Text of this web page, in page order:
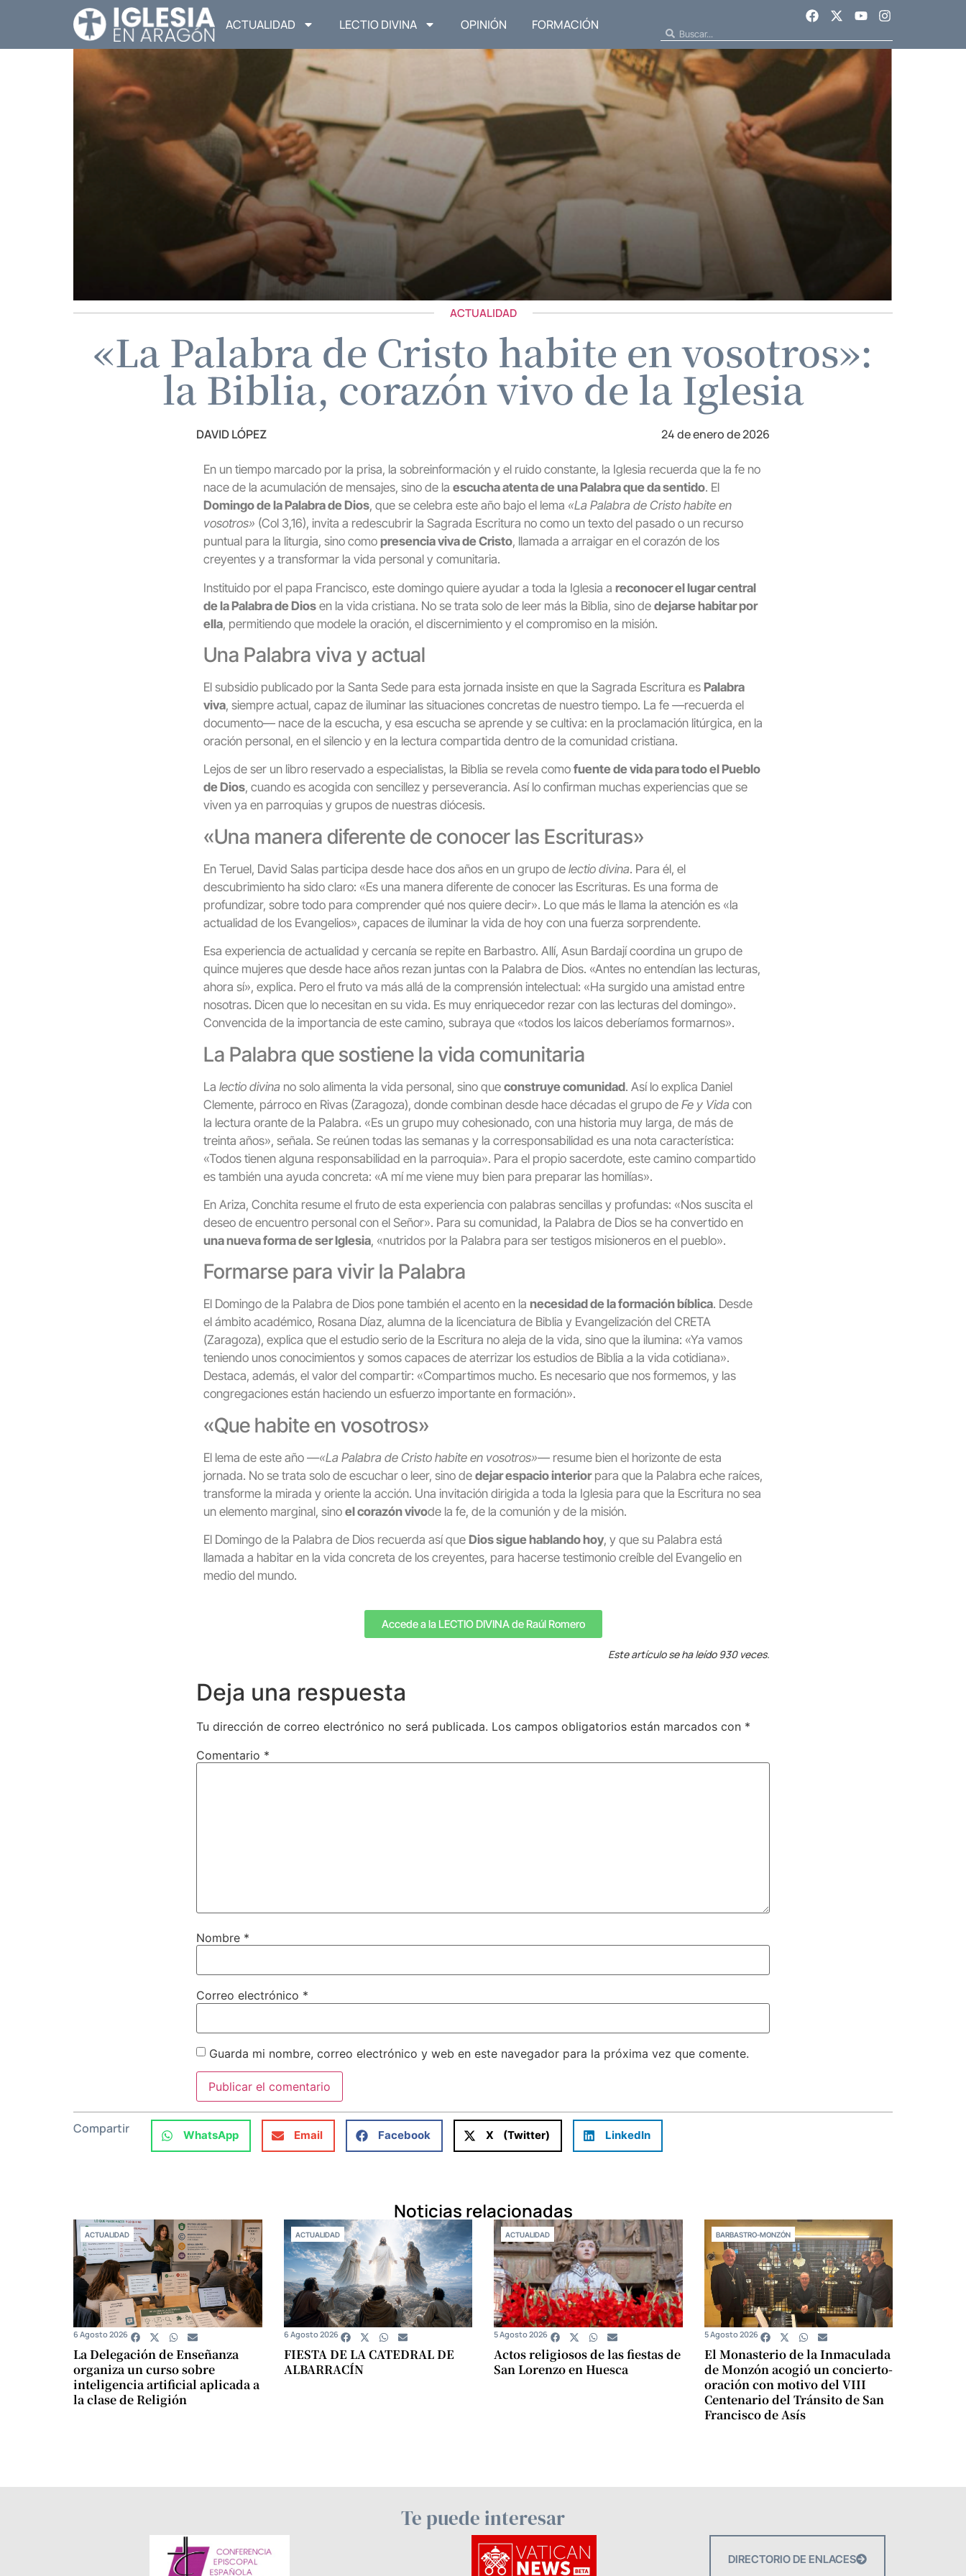
ACTUALIDAD LECTIO DIVINA OPINIÓN FORMACIÓN
ACTUALIDAD
«La Palabra de Cristo habite en vosotros»:
la Biblia, corazón vivo de la Iglesia
DAVID LÓPEZ 24 de enero de 2026
En un tiempo marcado por la prisa, la sobreinformación y el ruido constante, la Iglesia recuerda que la fe no
nace de la acumulación de mensajes, sino de la escucha atenta de una Palabra que da sentido. El
Domingo de la Palabra de Dios, que se celebra este año bajo el lema «La Palabra de Cristo habite en
vosotros» (Col 3,16), invita a redescubrir la Sagrada Escritura no como un texto del pasado o un recurso
puntual para la liturgia, sino como presencia viva de Cristo, llamada a arraigar en el corazón de los
creyentes y a transformar la vida personal y comunitaria.
Instituido por el papa Francisco, este domingo quiere ayudar a toda la Iglesia a reconocer el lugar central
de la Palabra de Dios en la vida cristiana. No se trata solo de leer más la Biblia, sino de dejarse habitar por
ella, permitiendo que modele la oración, el discernimiento y el compromiso en la misión.
Una Palabra viva y actual
El subsidio publicado por la Santa Sede para esta jornada insiste en que la Sagrada Escritura es Palabra
viva, siempre actual, capaz de iluminar las situaciones concretas de nuestro tiempo. La fe —recuerda el
documento— nace de la escucha, y esa escucha se aprende y se cultiva: en la proclamación litúrgica, en la
oración personal, en el silencio y en la lectura compartida dentro de la comunidad cristiana.
Lejos de ser un libro reservado a especialistas, la Biblia se revela como fuente de vida para todo el Pueblo
de Dios, cuando es acogida con sencillez y perseverancia. Así lo confirman muchas experiencias que se
viven ya en parroquias y grupos de nuestras diócesis.
«Una manera diferente de conocer las Escrituras»
En Teruel, David Salas participa desde hace dos años en un grupo de lectio divina. Para él, el
descubrimiento ha sido claro: «Es una manera diferente de conocer las Escrituras. Es una forma de
profundizar, sobre todo para comprender qué nos quiere decir». Lo que más le llama la atención es «la
actualidad de los Evangelios», capaces de iluminar la vida de hoy con una fuerza sorprendente.
Esa experiencia de actualidad y cercanía se repite en Barbastro. Allí, Asun Bardají coordina un grupo de
quince mujeres que desde hace años rezan juntas con la Palabra de Dios. «Antes no entendían las lecturas,
ahora sí», explica. Pero el fruto va más allá de la comprensión intelectual: «Ha surgido una amistad entre
nosotras. Dicen que lo necesitan en su vida. Es muy enriquecedor rezar con las lecturas del domingo».
Convencida de la importancia de este camino, subraya que «todos los laicos deberíamos formarnos».
La Palabra que sostiene la vida comunitaria
La lectio divina no solo alimenta la vida personal, sino que construye comunidad. Así lo explica Daniel
Clemente, párroco en Rivas (Zaragoza), donde combinan desde hace décadas el grupo de Fe y Vida con
la lectura orante de la Palabra. «Es un grupo muy cohesionado, con una historia muy larga, de más de
treinta años», señala. Se reúnen todas las semanas y la corresponsabilidad es una nota característica:
«Todos tienen alguna responsabilidad en la parroquia». Para el propio sacerdote, este camino compartido
es también una ayuda concreta: «A mí me viene muy bien para preparar las homilías».
En Ariza, Conchita resume el fruto de esta experiencia con palabras sencillas y profundas: «Nos suscita el
deseo de encuentro personal con el Señor». Para su comunidad, la Palabra de Dios se ha convertido en
una nueva forma de ser Iglesia, «nutridos por la Palabra para ser testigos misioneros en el pueblo».
Formarse para vivir la Palabra
El Domingo de la Palabra de Dios pone también el acento en la necesidad de la formación bíblica. Desde
el ámbito académico, Rosana Díaz, alumna de la licenciatura de Biblia y Evangelización del CRETA
(Zaragoza), explica que el estudio serio de la Escritura no aleja de la vida, sino que la ilumina: «Ya vamos
teniendo unos conocimientos y somos capaces de aterrizar los estudios de Biblia a la vida cotidiana».
Destaca, además, el valor del compartir: «Compartimos mucho. Es necesario que nos formemos, y las
congregaciones están haciendo un esfuerzo importante en formación».
«Que habite en vosotros»
El lema de este año —«La Palabra de Cristo habite en vosotros»— resume bien el horizonte de esta
jornada. No se trata solo de escuchar o leer, sino de dejar espacio interiorpara que la Palabra eche raíces,
transforme la mirada y oriente la acción. Una invitación dirigida a toda la Iglesia para que la Escritura no sea
un elemento marginal, sino el corazón vivode la fe, de la comunión y de la misión.
El Domingo de la Palabra de Dios recuerda así que Dios sigue hablando hoy, y que su Palabra está
llamada a habitar en la vida concreta de los creyentes, para hacerse testimonio creíble del Evangelio en
medio del mundo.
Accede a la LECTIO DIVINA de Raúl Romero
Este artículo se ha leído 930 veces.
Deja una respuesta
Tu dirección de correo electrónico no será publicada. Los campos obligatorios están marcados con *
Comentario *
Nombre *
Correo electrónico *
Guarda mi nombre, correo electrónico y web en este navegador para la próxima vez que comente.
Compartir WhatsApp Email Facebook X (Twitter) LinkedIn
Noticias relacionadas
ACTUALIDAD
La Delegación de Enseñanza
organiza un curso sobre
inteligencia artificial aplicada a
la clase de Religión
6 Agosto 2026
ACTUALIDAD
FIESTA DE LA CATEDRAL DE
ALBARRACÍN
6 Agosto 2026
ACTUALIDAD
Actos religiosos de las fiestas de
San Lorenzo en Huesca
5 Agosto 2026
BARBASTRO-MONZÓN
El Monasterio de la Inmaculada
de Monzón acogió un concierto-
oración con motivo del VIII
Centenario del Tránsito de San
Francisco de Asís
5 Agosto 2026
Te puede interesar
DIRECTORIO DE ENLACES